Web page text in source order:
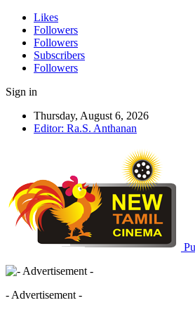
Likes
Followers
Followers
Subscribers
Followers
Sign in
Thursday, August 6, 2026
Editor: Ra.S. Anthanan
- Advertisement -